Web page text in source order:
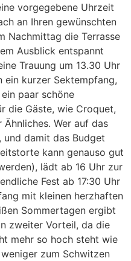
vorgegebene Uhrzeit
an Ihren gewünschten
Nachmittag die Terrasse
Ausblick entspannt
Trauung um 13.30 Uhr
ein kurzer Sektempfang,
paar schöne
die Gäste, wie Croquet,
Wer auf das
damit das Budget
kann genauso gut
lädt ab 16 Uhr zur
Fest ab 17:30 Uhr
mit kleinen herzhaften
Sommertagen ergibt
zweiter Vorteil, da die
mehr so hoch steht wie
zum Schwitzen